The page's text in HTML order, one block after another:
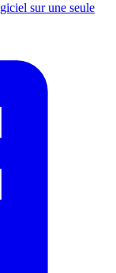
sur une seule